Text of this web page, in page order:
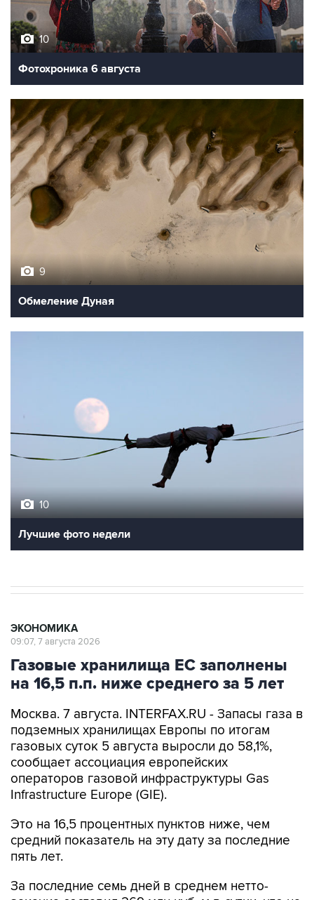
10
Фотохроника 6 августа
9
Обмеление Дуная
10
Лучшие фото недели
ЭКОНОМИКА
09:07, 7 августа 2026
Газовые хранилища ЕС заполнены
на 16,5 п.п. ниже среднего за 5 лет
Москва. 7 августа. INTERFAX.RU - Запасы газа в
подземных хранилищах Европы по итогам
газовых суток 5 августа выросли до 58,1%,
сообщает ассоциация европейских
операторов газовой инфраструктуры Gas
Infrastructure Europe (GIE).
Это на 16,5 процентных пунктов ниже, чем
средний показатель на эту дату за последние
пять лет.
За последние семь дней в среднем нетто-